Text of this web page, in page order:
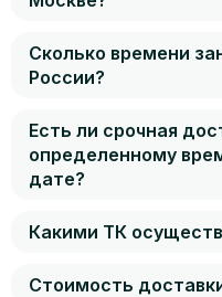
Сколько времени
России?
Есть ли срочная
определенному
дате?
Какими ТК
Стоимость